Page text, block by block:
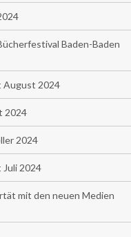
Baden-Baden
August 2024
2024
2024
2024
mit den neuen Medien